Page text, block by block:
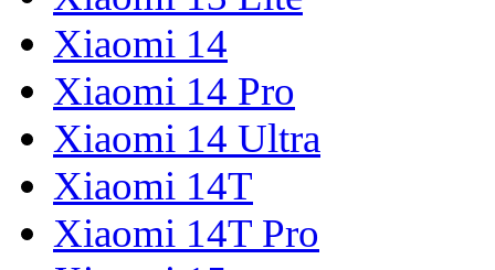
Xiaomi 14
Xiaomi 14 Pro
Xiaomi 14 Ultra
Xiaomi 14T
Xiaomi 14T Pro